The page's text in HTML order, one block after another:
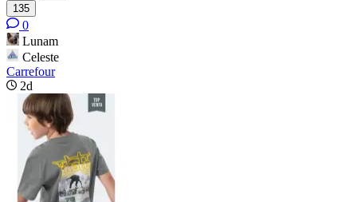
135
0
Lunam
Celeste
Carrefour
2d